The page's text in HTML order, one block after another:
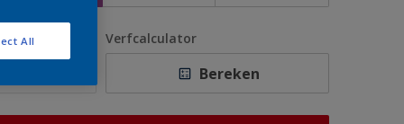
Verfcalculator
Bereken
All